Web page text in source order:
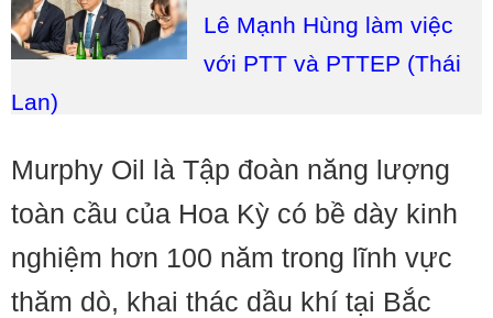
Lê Mạnh Hùng làm việc
với PTT và PTTEP (Thái
Lan)
Murphy Oil là Tập đoàn năng lượng
toàn cầu của Hoa Kỳ có bề dày kinh
nghiệm hơn 100 năm trong lĩnh vực
thăm dò, khai thác dầu khí tại Bắc